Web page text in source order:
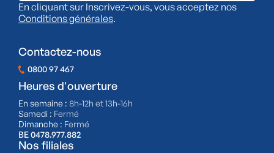
En cliquant sur Inscrivez-vous, vous acceptez nos
Conditions générales.
Contactez-nous
0800 97 467
Heures d'ouverture
En semaine : 8h-12h et 13h-16h
Samedi : Fermé
Dimanche : Fermé
BE 0478.977.882
Nos filiales